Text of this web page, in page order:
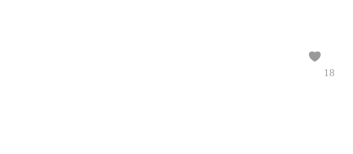
18